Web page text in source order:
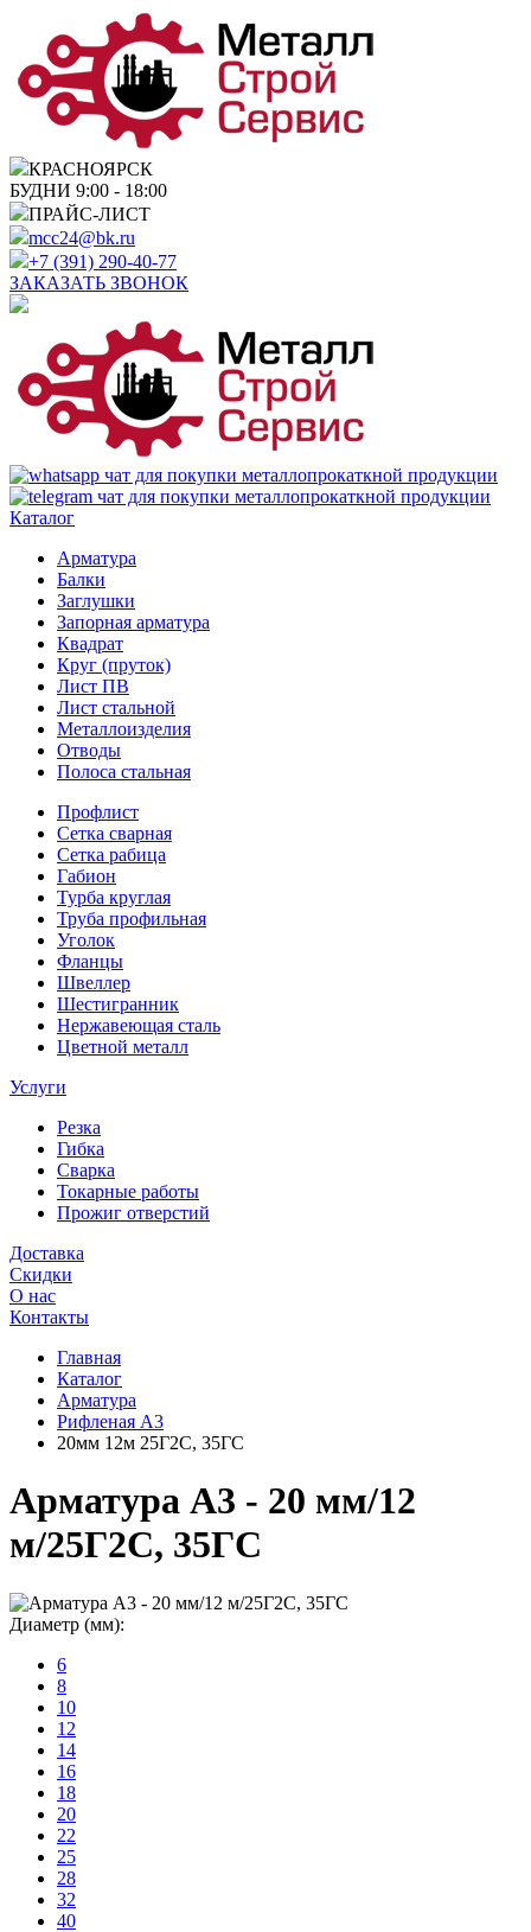
КРАСНОЯРСК
БУДНИ 9:00 - 18:00
ПРАЙС-ЛИСТ
mcc24@bk.ru
+7 (391) 290-40-77
ЗАКАЗАТЬ ЗВОНОК
Каталог
Арматура
Балки
Заглушки
Запорная арматура
Квадрат
Круг (пруток)
Лист ПВ
Лист стальной
Металлоизделия
Отводы
Полоса стальная
Профлист
Сетка сварная
Сетка рабица
Габион
Турба круглая
Труба профильная
Уголок
Фланцы
Швеллер
Шестигранник
Нержавеющая сталь
Цветной металл
Услуги
Резка
Гибка
Сварка
Токарные работы
Прожиг отверстий
Доставка
Скидки
О нас
Контакты
Главная
Каталог
Арматура
Рифленая А3
20мм 12м 25Г2С, 35ГС
Арматура А3 - 20 мм/12
м/25Г2С, 35ГС
Диаметр (мм):
6
8
10
12
14
16
18
20
22
25
28
32
40